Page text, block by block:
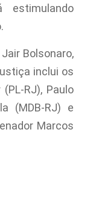
estimulando
Bolsonaro,
inclui os
RJ), Paulo
(MDB-RJ) e
Marcos